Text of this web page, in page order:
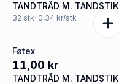
TANDTRÅD M. TANDSTIK
32 stk· 0,34 kr/stk
Føtex
11,00 kr
TANDTRÅD M. TANDSTIK